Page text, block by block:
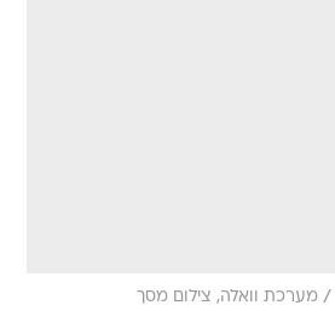
/ מערכת וואלה, צילום מסך